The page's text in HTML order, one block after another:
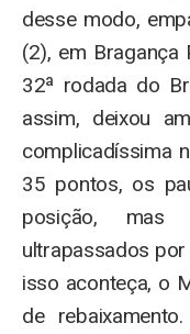
desse modo,
(2), em Bragança
32ª rodada do
assim, deixou
complicadíssima
35 pontos, os
posição, mas
ultrapassados por
isso aconteça, o
de